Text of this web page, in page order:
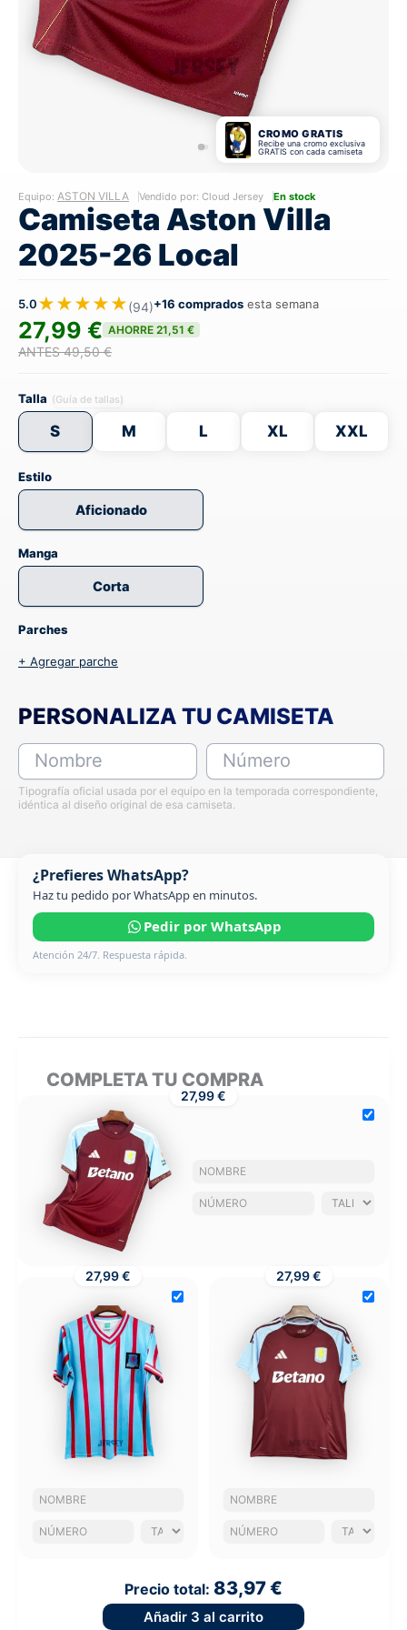
CROMO GRATIS
Recibe una cromo exclusiva
GRATIS con cada camiseta
Equipo: ASTON VILLA Vendido por: Cloud Jersey En stock
Camiseta Aston Villa
2025-26 Local
5.0★★★★★(94)+16 comprados esta semana
27,99 € AHORRE 21,51 €
ANTES 49,50 €
Talla (Guía de tallas)
S M L XL XXL
Estilo
Aficionado
Manga
Corta
Parches
+ Agregar parche
PERSONALIZA TU CAMISETA
Nombre Número
Tipografía oficial usada por el equipo en la temporada correspondiente,
idéntica al diseño original de esa camiseta.
¿Prefieres WhatsApp?
Haz tu pedido por WhatsApp en minutos.
Pedir por WhatsApp
Atención 24/7. Respuesta rápida.
COMPLETA TU COMPRA
27,99 €
27,99 € 27,99 €
Precio total: 83,97 €
Añadir 3 al carrito